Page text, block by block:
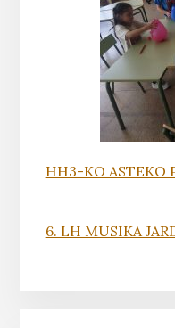
HH3-KO ASTEKO
6. LH MUSIKA